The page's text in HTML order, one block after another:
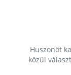
Huszonöt
közül